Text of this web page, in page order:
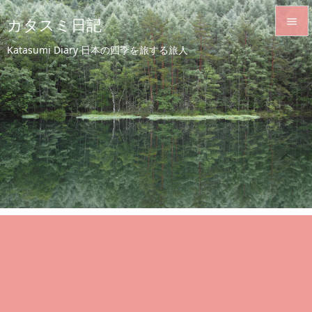
カタスミ日記
Katasumi Diary 日本の四季を旅する旅人


メニュ

サイド

前へ

次へ

検索